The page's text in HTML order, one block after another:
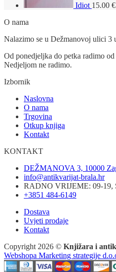
Idiot 15.00 €
O nama
Nalazimo se u Dežmanovoj ulici 3
Od ponedjeljka do petka radimo
Nedjeljom ne radimo.
Izbornik
Naslovna
O nama
Trgovina
Otkup knjiga
Kontakt
KONTAKT
DEŽMANOVA 3, 10000
info@antikvarijat-brala.hr
RADNO VRIJEME: 09-19,
+3851 484-6149
Dostava
Uvjeti prodaje
Kontakt
Copyright 2026 © Knjižara i
Webshopa Marketing strategije